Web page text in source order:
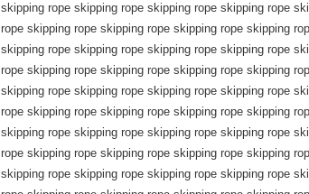
skipping rope skipping rope skipping rope skipping rope
rope skipping rope skipping rope skipping rope skipping
skipping rope skipping rope skipping rope skipping rope
rope skipping rope skipping rope skipping rope skipping
skipping rope skipping rope skipping rope skipping rope
rope skipping rope skipping rope skipping rope skipping
skipping rope skipping rope skipping rope skipping rope
rope skipping rope skipping rope skipping rope skipping
skipping rope skipping rope skipping rope skipping rope